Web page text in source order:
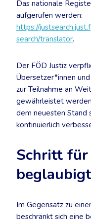
Das nationale
aufgerufen werden:
https://
search/translator.
Der FÖD Justiz
Übersetzer*innen
zur Teilnahme an
gewährleistet
dem neuesten Stand
kontinuierlich
Schritt
Im Gegensatz zu
beschränkt sich eine